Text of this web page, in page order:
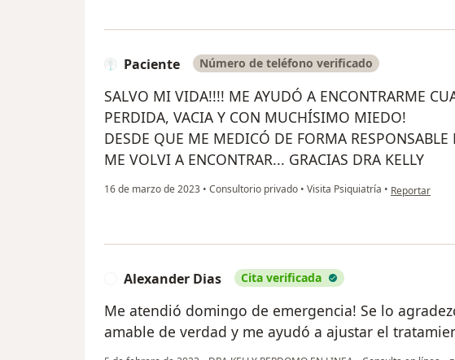
Paciente Número de teléfono verificado
SALVO MI VIDA!!!! ME AYUDÓ A ENCONTRARME
PERDIDA, VACIA Y CON MUCHÍSIMO MIEDO!
DESDE QUE ME MEDICÓ DE FORMA
ME VOLVI A ENCONTRAR... GRACIAS DRA KELLY
16 de marzo de 2023 • Consultorio privado • Visita Psiquiatría • en opinión del
Reportar
Alexander Dias Cita verificada
Me atendió domingo de emergencia! Se lo
amable de verdad y me ayudó a ajustar el